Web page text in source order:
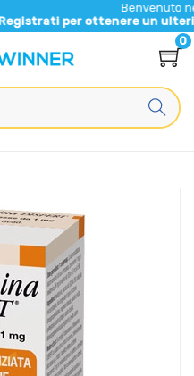
Benvenuto nel nuovo
ottenere un ulteriore 5% di
0
Compresse